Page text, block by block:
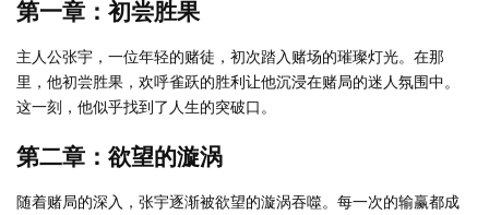
第一章：初尝胜果
主人公张宇，一位年轻的赌徒，初次踏入赌场的璀璨灯光。在那
里，他初尝胜果，欢呼雀跃的胜利让他沉浸在赌局的迷人氛围中。
这一刻，他似乎找到了人生的突破口。
第二章：欲望的漩涡
随着赌局的深入，张宇逐渐被欲望的漩涡吞噬。每一次的输赢都成